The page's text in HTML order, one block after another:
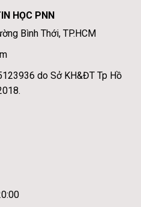
HỌC PNN
Bình Thới, TP.HCM
do Sở KH&ĐT Tp Hồ